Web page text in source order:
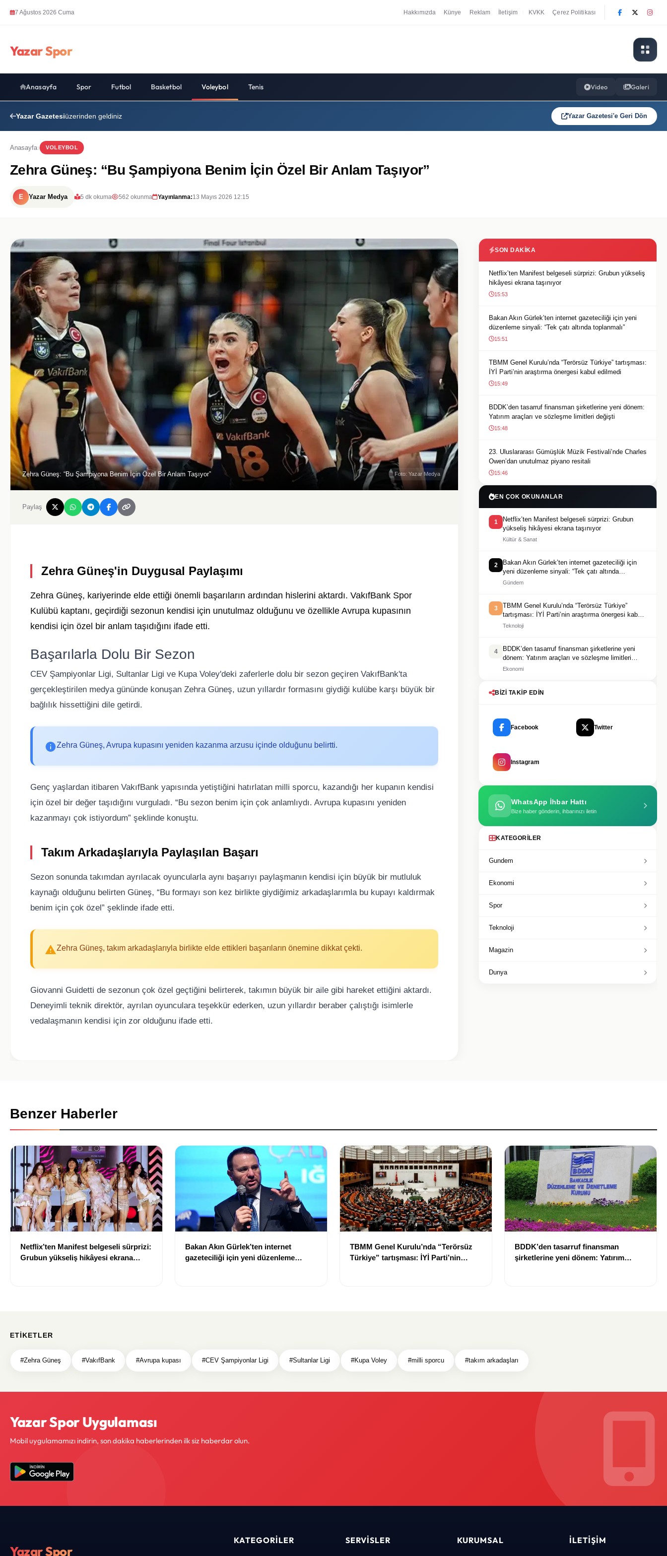
7 Ağustos 2026 Cuma Hakkımızda Künye Reklam İletişim KVKK Çerez Politikası
Yazar Spor
Anasayfa Spor Futbol Basketbol Voleybol Tenis Video Galeri
Yazar Gazetesiüzerinden geldiniz Yazar Gazetesi'e Geri Dön
Anasayfa VOLEYBOL
Zehra Güneş: “Bu Şampiyona Benim İçin Özel Bir Anlam Taşıyor”
E Yazar Medya 5 dk okuma 562 okunma Yayınlanma:13 Mayıs 2026 12:15
Zehra Güneş: “Bu Şampiyona Benim İçin Özel Bir Anlam Taşıyor” Foto: Yazar Medya
Paylaş
Zehra Güneş'in Duygusal Paylaşımı
Zehra Güneş, kariyerinde elde ettiği önemli başarıların ardından hislerini aktardı. VakıfBank Spor
Kulübü kaptanı, geçirdiği sezonun kendisi için unutulmaz olduğunu ve özellikle Avrupa kupasının
kendisi için özel bir anlam taşıdığını ifade etti.
Başarılarla Dolu Bir Sezon
CEV Şampiyonlar Ligi, Sultanlar Ligi ve Kupa Voley'deki zaferlerle dolu bir sezon geçiren VakıfBank'ta
gerçekleştirilen medya gününde konuşan Zehra Güneş, uzun yıllardır formasını giydiği kulübe karşı büyük bir
bağlılık hissettiğini dile getirdi.
Zehra Güneş, Avrupa kupasını yeniden kazanma arzusu içinde olduğunu belirtti.
Genç yaşlardan itibaren VakıfBank yapısında yetiştiğini hatırlatan milli sporcu, kazandığı her kupanın kendisi
için özel bir değer taşıdığını vurguladı. “Bu sezon benim için çok anlamlıydı. Avrupa kupasını yeniden
kazanmayı çok istiyordum” şeklinde konuştu.
Takım Arkadaşlarıyla Paylaşılan Başarı
Sezon sonunda takımdan ayrılacak oyuncularla aynı başarıyı paylaşmanın kendisi için büyük bir mutluluk
kaynağı olduğunu belirten Güneş, “Bu formayı son kez birlikte giydiğimiz arkadaşlarımla bu kupayı kaldırmak
benim için çok özel” şeklinde ifade etti.
Zehra Güneş, takım arkadaşlarıyla birlikte elde ettikleri başarıların önemine dikkat çekti.
Giovanni Guidetti de sezonun çok özel geçtiğini belirterek, takımın büyük bir aile gibi hareket ettiğini aktardı.
Deneyimli teknik direktör, ayrılan oyunculara teşekkür ederken, uzun yıllardır beraber çalıştığı isimlerle
vedalaşmanın kendisi için zor olduğunu ifade etti.
SON DAKIKA
Netflix’ten Manifest belgeseli sürprizi: Grubun yükseliş
hikâyesi ekrana taşınıyor
15:53
Bakan Akın Gürlek’ten internet gazeteciliği için yeni
düzenleme sinyali: “Tek çatı altında toplanmalı”
15:51
TBMM Genel Kurulu’nda “Terörsüz Türkiye” tartışması:
İYİ Parti’nin araştırma önergesi kabul edilmedi
15:49
BDDK’den tasarruf finansman şirketlerine yeni dönem:
Yatırım araçları ve sözleşme limitleri değişti
15:48
23. Uluslararası Gümüşlük Müzik Festivali’nde Charles
Owen’dan unutulmaz piyano resitali
15:46
EN ÇOK OKUNANLAR
1
Netflix’ten Manifest belgeseli sürprizi: Grubun
yükseliş hikâyesi ekrana taşınıyor
Kültür & Sanat
2
Bakan Akın Gürlek’ten internet gazeteciliği için
yeni düzenleme sinyali: “Tek çatı altında
toplanmalı”
Gündem
3
TBMM Genel Kurulu’nda “Terörsüz Türkiye”
tartışması: İYİ Parti’nin araştırma önergesi kabul
edilmedi
Teknoloji
4
BDDK’den tasarruf finansman şirketlerine yeni
dönem: Yatırım araçları ve sözleşme limitleri
değişti
Ekonomi
BIZI TAKIP EDIN
Facebook Twitter
Instagram
WhatsApp İhbar Hattı
Bize haber gönderin, ihbarınızı iletin
KATEGORILER
Gundem
Ekonomi
Spor
Teknoloji
Magazin
Dunya
Benzer Haberler
Netflix’ten Manifest belgeseli sürprizi:
Grubun yükseliş hikâyesi ekrana
Bakan Akın Gürlek’ten internet
gazeteciliği için yeni düzenleme
TBMM Genel Kurulu’nda “Terörsüz
Türkiye” tartışması: İYİ Parti’nin
BDDK’den tasarruf finansman
şirketlerine yeni dönem: Yatırım
ETIKETLER
#Zehra Güneş #VakıfBank #Avrupa kupası #CEV Şampiyonlar Ligi #Sultanlar Ligi #Kupa Voley #milli sporcu #takım arkadaşları
Yazar Spor Uygulaması
Mobil uygulamamızı indirin, son dakika haberlerinden ilk siz haberdar olun.
Yazar Spor
KATEGORILER SERVISLER KURUMSAL İLETIŞIM